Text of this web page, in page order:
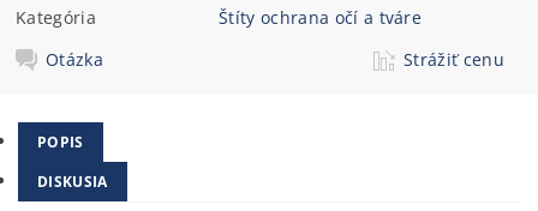
Kategória
Štíty ochrana očí a tváre
Otázka
Strážiť cenu
POPIS
DISKUSIA